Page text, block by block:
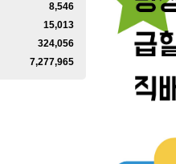
8,546
15,013
324,056
7,277,965